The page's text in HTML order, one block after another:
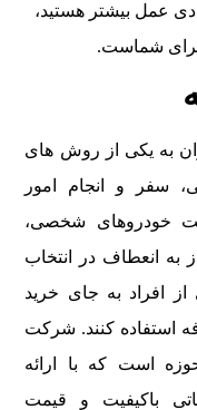
عمل بیشتر هستید،
برای شماست.
به یکی از روش های
سفر و انجام امور
خودروهای شخصی،
به انعطاف در انتخاب
افراد به جای خرید
استفاده کنند. شرکت
است که با ارائه
باکیفیت و قیمت